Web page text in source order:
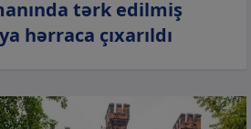
tərk edilmiş
hərraca çıxarıldı